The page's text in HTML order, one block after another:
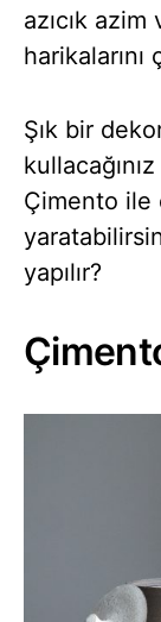
azıcık
harikalarını
Şık bir
Çimento ile
yapılır?